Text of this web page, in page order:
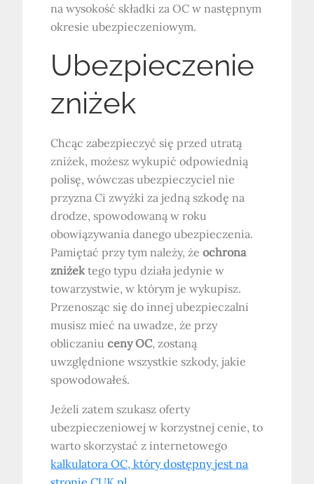
na wysokość składki za OC w następnym
okresie ubezpieczeniowym.
Ubezpieczenie
zniżek
Chcąc zabezpieczyć się przed utratą
zniżek, możesz wykupić odpowiednią
polisę, wówczas ubezpieczyciel nie
przyzna Ci zwyżki za jedną szkodę na
drodze, spowodowaną w roku
obowiązywania danego ubezpieczenia.
Pamiętać przy tym należy, że ochrona
zniżektego typu działa jedynie w
towarzystwie, w którym je wykupisz.
Przenosząc się do innej ubezpieczalni
musisz mieć na uwadze, że przy
obliczaniuceny OC, zostaną
uwzględnione wszystkie szkody, jakie
spowodowałeś.
Jeżeli zatem szukasz oferty
ubezpieczeniowej w korzystnej cenie, to
warto skorzystać z internetowego
kalkulatora OC, który dostępny jest na